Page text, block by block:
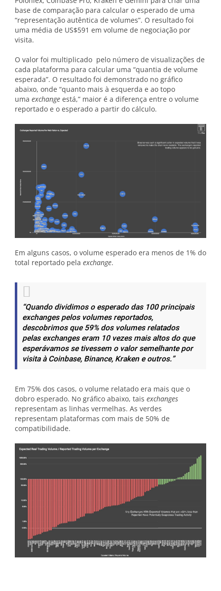
base de comparação para calcular o esperado de uma
“representação autêntica de volumes”. O resultado foi
uma média de US$591 em volume de negociação por
visita.
O valor foi multiplicado pelo número de visualizações de
cada plataforma para calcular uma “quantia de volume
esperada”. O resultado foi demonstrado no gráfico
abaixo, onde “quanto mais à esquerda e ao topo
uma exchange está,” maior é a diferença entre o volume
reportado e o esperado a partir do cálculo.
Em alguns casos, o volume esperado era menos de 1% do
total reportado pela exchange.
“Quando dividimos o esperado das 100 principais
exchanges pelos volumes reportados,
descobrimos que 59% dos volumes relatados
pelas exchanges eram 10 vezes mais altos do que
esperávamos se tivessem o valor semelhante por
visita à Coinbase, Binance, Kraken e outros.”
Em 75% dos casos, o volume relatado era mais que o
dobro esperado. No gráfico abaixo, tais exchanges
representam as linhas vermelhas. As verdes
representam plataformas com mais de 50% de
compatibilidade.